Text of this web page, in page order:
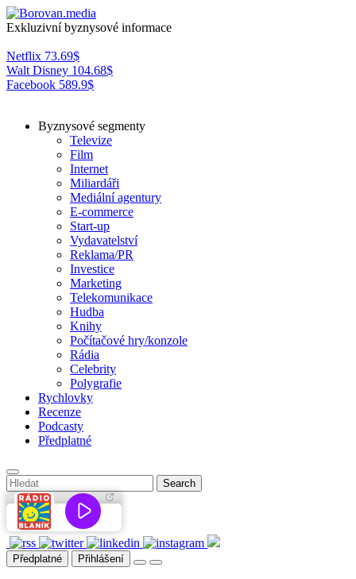
Exkluzivní byznysové informace
Netflix 73.69$
Walt Disney 104.68$
Facebook 589.9$
Byznysové segmenty
Televize
Film
Internet
Miliardáři
Mediální agentury
E-commerce
Start-up
Vydavatelství
Reklama/PR
Investice
Marketing
Telekomunikace
Hudba
Knihy
Počítačové hry/konzole
Rádia
Celebrity
Polygrafie
Rychlovky
Recenze
Podcasty
Předplatné
Předplatné Přihlášení